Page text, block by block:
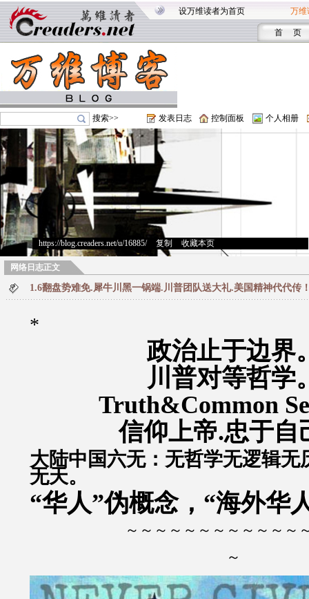
设万维读者为首页 万维
首 页
搜索>> 发表日志 控制面板 个人相册
https://blog.creaders.net/u/16885/> 复制 收藏本页
网络日志正文
1.6翻盘势难免.犀牛川黑一锅端.川普团队送大礼.美国精神代代传
*
政治止于边界
川普对等哲学
Truth&Common
信仰上帝.忠于自
大陆中国六无：无哲学无逻辑无
无天。
“华人”伪概念，“海外华
～～～～～～～～～～～～
～